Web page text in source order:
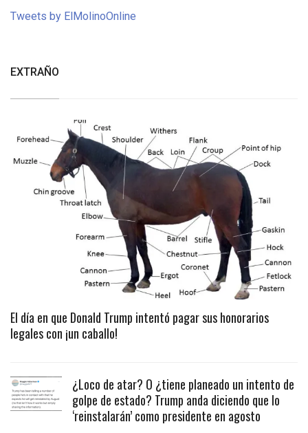
Tweets by ElMolinoOnline
EXTRAÑO
El día en que Donald Trump intentó pagar sus honorarios
legales con ¡un caballo!
¿Loco de atar? O ¿tiene planeado un intento de
golpe de estado? Trump anda diciendo que lo
‘reinstalarán’ como presidente en agosto